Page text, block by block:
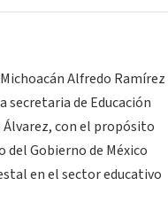
Alfredo Ramírez
secretaria de Educación
con el propósito
Gobierno de México
en el sector educativo